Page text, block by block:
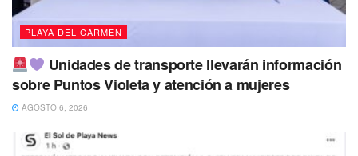
PLAYA DEL CARMEN
Unidades de transporte llevarán información
sobre Puntos Violeta y atención a mujeres
AGOSTO 6, 2026